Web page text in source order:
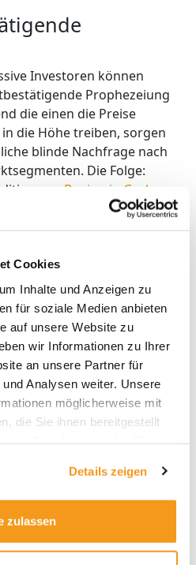
Cookies
Inhalte und Anzeigen zu
für soziale Medien anbieten
auf unsere Website zu
wir Informationen zu Ihrer
an unsere Partner für
Analysen weiter. Unsere
möglicherweise mit
die Sie ihnen bereitgestellt
Details zeigen
zulassen
Investoren können
Prophezeiung
die einen die Preise
die Höhe treiben, sorgen
blinde Nachfrage nach
Die Folge:
von Benjamin Graham
auf der
eines Unternehmen
kann in einem
schlagen, es sei
aktiv, die Blasenbildung zu
Betrachtet man das
Managern in den letzten
Theorie durchaus
Bewertung von MSCI
und MSCI World (P/B:
Country World Small Cap
trifft
Verschuldung